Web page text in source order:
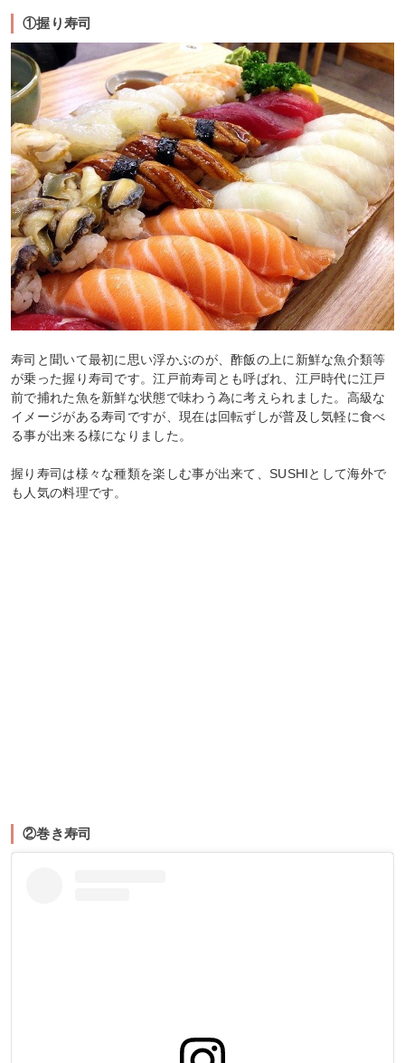
①握り寿司
寿司と聞いて最初に思い浮かぶのが、酢飯の上に新鮮な魚介類等
が乗った握り寿司です。江戸前寿司とも呼ばれ、江戸時代に江戸
前で捕れた魚を新鮮な状態で味わう為に考えられました。高級な
イメージがある寿司ですが、現在は回転ずしが普及し気軽に食べ
る事が出来る様になりました。
握り寿司は様々な種類を楽しむ事が出来て、SUSHIとして海外で
も人気の料理です。
②巻き寿司